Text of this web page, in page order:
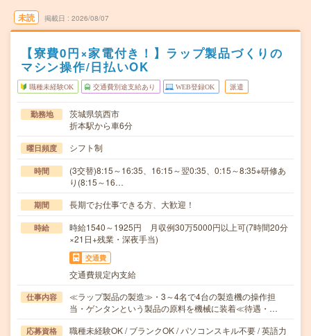
未読 掲載日 2026/08/07
【寮費0円×家電付き！】ラップ製品づくりの
マシン操作/日払いOK
職種未経験OK 交通費別途支給あり WEB登録OK 派遣
勤務地
茨城県筑西市
折本駅から車6分
曜日頻度 シフト制
時間
(3交替)8:15～16:35、16:15～翌0:35、0:15～8:35※研修あ
り(8:15～16…
期間 長期でお仕事できる方、大歓迎！
時給
時給1540～1925円 月収例30万5000円以上可(7時間20分
×21日+残業・深夜手当)
交通費
交通費規定内支給
仕事内容
≪ラップ製品の製造≫・3～4名で4台の製造機の操作担
当・ゲンタンという製品の原料を機械に装着≪待遇・…
応募資格
職種未経験OK / ブランクOK / パソコンスキル不要 / 英語力